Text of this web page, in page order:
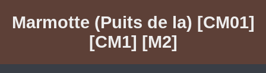
Marmotte (Puits de la) [CM01]
[CM1] [M2]